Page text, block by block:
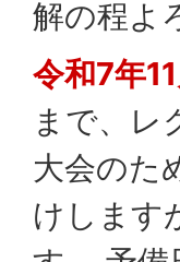
解の程よ
令和7年
まで、レ
大会のた
けします